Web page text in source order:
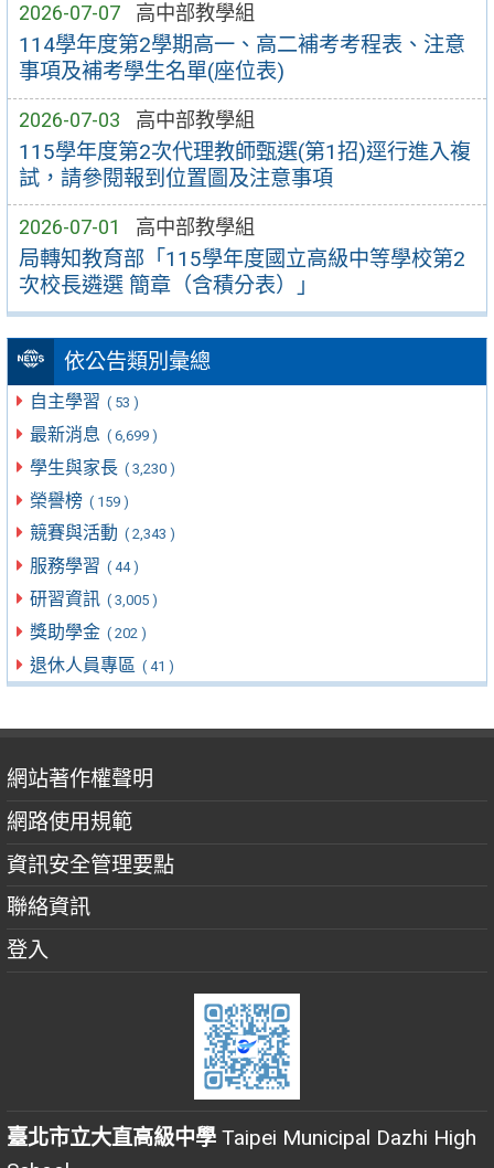
2026-07-07 高中部教學組
114學年度第2學期高一、高二補考考程表、注意
事項及補考學生名單(座位表)
2026-07-03 高中部教學組
115學年度第2次代理教師甄選(第1招)逕行進入複
試，請參閱報到位置圖及注意事項
2026-07-01 高中部教學組
局轉知教育部「115學年度國立高級中等學校第2
次校長遴選 簡章（含積分表）」
依公告類別彙總
自主學習 ( 53 )
最新消息 ( 6,699 )
學生與家長 ( 3,230 )
榮譽榜 ( 159 )
競賽與活動 ( 2,343 )
服務學習 ( 44 )
研習資訊 ( 3,005 )
獎助學金 ( 202 )
退休人員專區 ( 41 )
網站著作權聲明
網路使用規範
資訊安全管理要點
聯絡資訊
登入
臺北市立大直高級中學 Taipei Municipal Dazhi High